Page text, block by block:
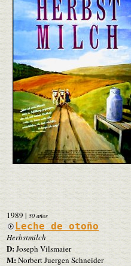
1989 | 50 años
Leche de otoño
Herbstmilch
D:Joseph Vilsmaier
M:Norbert Juergen Schneider